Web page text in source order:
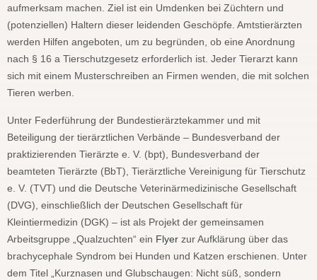
aufmerksam machen. Ziel ist ein Umdenken bei Züchtern und
(potenziellen) Haltern dieser leidenden Geschöpfe. Amtstierärzten
werden Hilfen angeboten, um zu begründen, ob eine Anordnung
nach § 16 a Tierschutzgesetz erforderlich ist. Jeder Tierarzt kann
sich mit einem Musterschreiben an Firmen wenden, die mit solchen
Tieren werben.
Unter Federführung der Bundestierärztekammer und mit
Beteiligung der tierärztlichen Verbände – Bundesverband der
praktizierenden Tierärzte e. V. (bpt), Bundesverband der
beamteten Tierärzte (BbT), Tierärztliche Vereinigung für Tierschutz
e. V. (TVT) und die Deutsche Veterinärmedizinische Gesellschaft
(DVG), einschließlich der Deutschen Gesellschaft für
Kleintiermedizin (DGK) – ist als Projekt der gemeinsamen
Arbeitsgruppe „Qualzuchten“ ein Flyer zur Aufklärung über das
brachycephale Syndrom bei Hunden und Katzen erschienen. Unter
dem Titel „Kurznasen und Glubschaugen: Nicht süß, sondern